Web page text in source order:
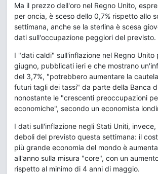
Ma il prezzo dell'oro nel Regno Unito,
per oncia, è sceso dello 0,7% rispetto allo
settimana, anche se la sterlina è scesa
dati sull'occupazione peggiori del previsto.
I "dati caldi" sull'inflazione nel Regno Unito
giugno, pubblicati ieri e che mostrano
del 3,7%, "potrebbero aumentare la
futuri tagli dei tassi" da parte della Banca
nonostante le "crescenti preoccupazioni
economiche", secondo un economista
I dati sull'inflazione negli Stati Uniti,
deboli del previsto questa settimana: il
più grande economia del mondo è
all'anno sulla misura "core", con un
rispetto al minimo di 4 anni di maggio.